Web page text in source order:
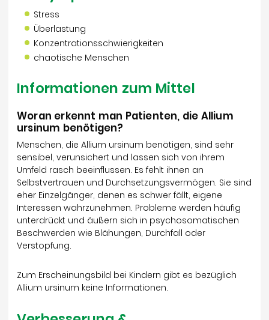
Stress
Überlastung
Konzentrationsschwierigkeiten
chaotische Menschen
Informationen zum Mittel
Woran erkennt man Patienten, die Allium
ursinum benötigen?
Menschen, die Allium ursinum benötigen, sind sehr
sensibel, verunsichert und lassen sich von ihrem
Umfeld rasch beeinflussen. Es fehlt ihnen an
Selbstvertrauen und Durchsetzungsvermögen. Sie sind
eher Einzelgänger, denen es schwer fällt, eigene
Interessen wahrzunehmen. Probleme werden häufig
unterdrückt und äußern sich in psychosomatischen
Beschwerden wie Blähungen, Durchfall oder
Verstopfung.
Zum Erscheinungsbild bei Kindern gibt es bezüglich
Allium ursinum keine Informationen.